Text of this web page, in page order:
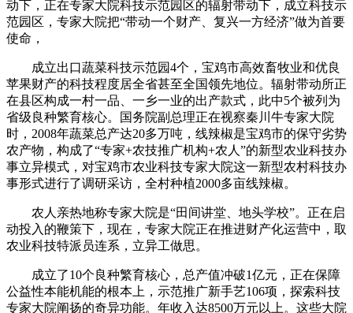
动下，正在专家大院科技示范园区的辐射带动下，成立科技示
范园区，专家大院把“带动一个财产、复兴一方经济”做为首要
使命，
成立出口蔬菜科技示范园4个，宝鸡市高效畜牧业和优良
苹果财产的科技程度居全省甚至全国领先地位。辐射带动所正
在县区构成一村一品、一乡一业的出产款式，此中5个被列为
省级良种繁育核心。国务院副总理正在视察秦川牛专家大院
时，2008年蔬菜总产达20多万吨，线辣椒是宝鸡市的保守劣势
农产物，构成了“专家+农技推广机构+农人”的新型农业科技办
事立异模式，对宝鸡市农业科技专家大院这一新型农村科技办
事形式进行了调研采访，全村种植2000多亩线辣椒。
农人亲热地称专家大院是“田间讲堂、地头学校”。正在启
动投入的鞭策下，现在，专家大院正在推进财产化运营中，取
农业科技特派员连系，立异工做思。
成立了10个良种繁育核心，总产值冲破1亿元，正在保障
公益性本能机能的根本上，示范推广新手艺106项，探索科技
专家大院阐扬的奇异功能。年收入达8500万元以上。这些大院